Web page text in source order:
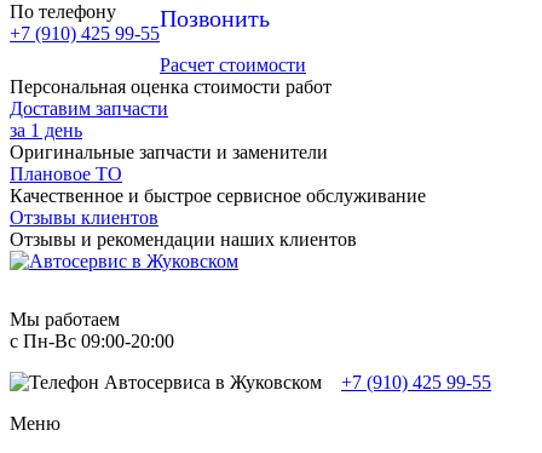
По телефону
+7 (910) 425 99-55
Позвонить
Расчет стоимости
Персональная оценка стоимости работ
Доставим запчасти
за 1 день
Оригинальные запчасти и заменители
Плановое ТО
Качественное и быстрое сервисное обслуживание
Отзывы клиентов
Отзывы и рекомендации наших клиентов
Мы работаем
с Пн-Вc 09:00-20:00
+7 (910) 425 99-55
Меню